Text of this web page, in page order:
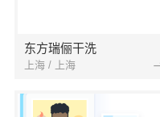
东方瑞俪干洗
上海 / 上海